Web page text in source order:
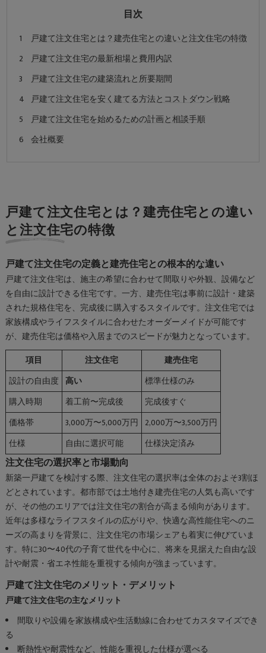
目次
戸建て注文住宅とは？建売住宅との違いと注文住宅の特徴
戸建て注文住宅の最新相場と費用内訳
戸建て注文住宅の建築流れと所要期間
戸建て注文住宅を安く建てる方法とコストダウン戦略
戸建て注文住宅を始めるための計画と相談手順
会社概要
戸建て注文住宅とは？建売住宅との違い
と注文住宅の特徴
戸建て注文住宅の定義と建売住宅との根本的な違い
戸建て注文住宅は、施主の希望に合わせて間取りや外観、設備など
を自由に設計できる住宅です。一方、建売住宅は事前に設計・建築
された規格住宅を、完成後に購入するスタイルです。注文住宅では
家族構成やライフスタイルに合わせたオーダーメイドが可能です
が、建売住宅は価格や入居までのスピードが魅力となっています。
項目
注文住宅
建売住宅
設計の自由度 高い
標準仕様のみ
購入時期
着工前〜完成後
完成後すぐ
価格帯
3,000万〜5,000万円 2,000万〜3,500万円
仕様
自由に選択可能 仕様決定済み
注文住宅の選択率と市場動向
新築一戸建てを検討する際、注文住宅の選択率は全体のおよそ3割ほ
どとされています。都市部では土地付き建売住宅の人気も高いです
が、その他のエリアでは注文住宅の割合が高まる傾向があります。
近年は多様なライフスタイルの広がりや、快適な高性能住宅へのニ
ーズの高まりを背景に、注文住宅の市場シェアも着実に伸びていま
す。特に30〜40代の子育て世代を中心に、将来を見据えた自由な設
計や耐震・省エネ性能を重視する傾向が強まっています。
戸建て注文住宅のメリット・デメリット
戸建て注文住宅の主なメリット
間取りや設備を家族構成や生活動線に合わせてカスタマイズでき
る
断熱性や耐震性など、性能を重視した仕様が選べる